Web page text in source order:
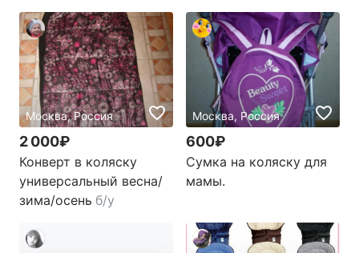
Москва, Россия
2 000₽
Конверт в коляску
универсальный весна/
зима/осень б/у
Москва, Россия
600₽
Сумка на коляску для
мамы.